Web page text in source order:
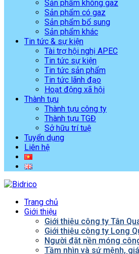
Sản phẩm không gaz
Sản phẩm có gaz
Sản phẩm bổ sung
Sản phẩm khác
Tin tức & sự kiện
Tài trợ hội nghị APEC
Tin tức sự kiện
Tin tức sản phẩm
Tin tức lãnh đạo
Hoạt động xã hội
Thành tựu
Thành tựu công ty
Thành tựu TGĐ
Sở hữu trí tuệ
Tuyển dụng
Liên hệ
Trang chủ
Giới thiệu
Giới thiệu công ty Tân
Giới thiệu công ty Long
Người đặt nền móng
Tầm nhìn và sứ mệnh,